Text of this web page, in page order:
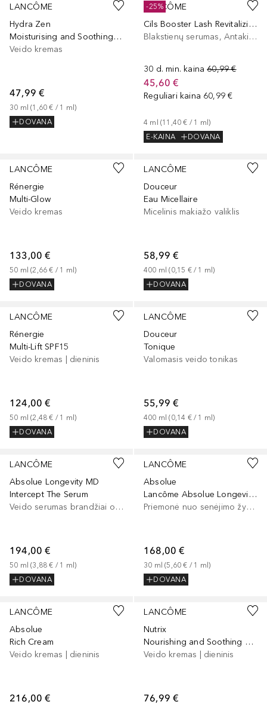
LANCÔME
Hydra Zen
Moisturising and Soothing Cream
Veido kremas
47,99 €
30 ml (1,60 € / 1 ml)
DOVANA
LANCÔME
Cils Booster Lash Revitalizing Serum
Blakstienų serumas, Antakių serumas, Blakstienų tušo pagrindas
30 d. min. kaina 60,99 €
45,60 €
Reguliari kaina 60,99 €
4 ml (11,40 € / 1 ml)
E-KAINA
DOVANA
-25%
LANCÔME
Rénergie
Multi-Glow
Veido kremas
133,00 €
50 ml (2,66 € / 1 ml)
DOVANA
LANCÔME
Douceur
Eau Micellaire
Micelinis makiažo valiklis
58,99 €
400 ml (0,15 € / 1 ml)
DOVANA
LANCÔME
Rénergie
Multi-Lift SPF15
Veido kremas | dieninis
124,00 €
50 ml (2,48 € / 1 ml)
DOVANA
LANCÔME
Douceur
Tonique
Valomasis veido tonikas
55,99 €
400 ml (0,14 € / 1 ml)
DOVANA
LANCÔME
Absolue Longevity MD
Intercept The Serum
Veido serumas brandžiai odai
194,00 €
50 ml (3,88 € / 1 ml)
DOVANA
LANCÔME
Absolue
Lancôme Absolue Longevity The Soft Cream
Priemonė nuo senėjimo žymių
168,00 €
30 ml (5,60 € / 1 ml)
DOVANA
LANCÔME
Absolue
Rich Cream
Veido kremas | dieninis
216,00 €
LANCÔME
Nutrix
Nourishing and Soothing Rich Cream
Veido kremas | dieninis
76,99 €